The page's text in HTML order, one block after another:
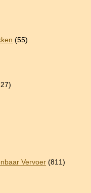
(55)
Vervoer (811)